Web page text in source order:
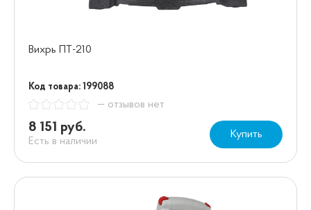
Вихрь ПТ-210
Код товара: 199088
— отзывов нет
8 151 руб.
Есть в наличии
Купить